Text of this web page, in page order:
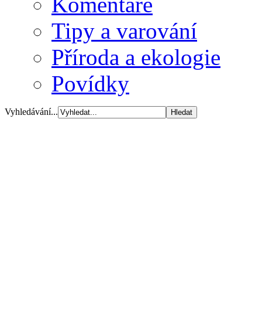
Tipy a varování
Příroda a ekologie
Povídky
Vyhledávání...